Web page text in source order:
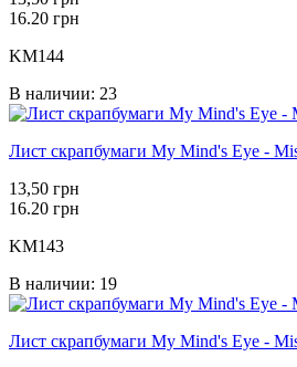
16.20 грн
KM144
В наличии: 23
Лист скрапбумаги My Mind's Eye -
13,50 грн
16.20 грн
KM143
В наличии: 19
Лист скрапбумаги My Mind's Eye -